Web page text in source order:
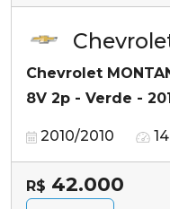
Chevrolet
8V 2p - Verde -
2010/2010
R$ 42.000